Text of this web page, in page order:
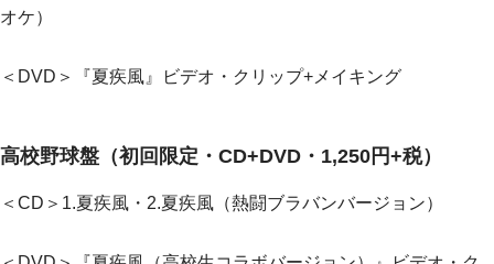
オケ）
＜DVD＞『夏疾風』ビデオ・クリップ+メイキング
高校野球盤（初回限定・CD+DVD・1,250円+税）
＜CD＞1.夏疾風・2.夏疾風（熱闘ブラバンバージョン）